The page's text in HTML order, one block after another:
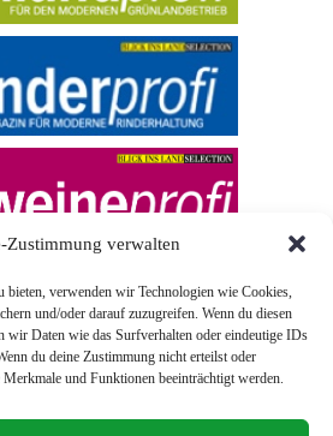
Zustimmung verwalten
bieten, verwenden wir Technologien wie Cookies,
und/oder darauf zuzugreifen. Wenn du diesen
wir Daten wie das Surfverhalten oder eindeutige IDs
du deine Zustimmung nicht erteilst oder
und Funktionen beeinträchtigt werden.